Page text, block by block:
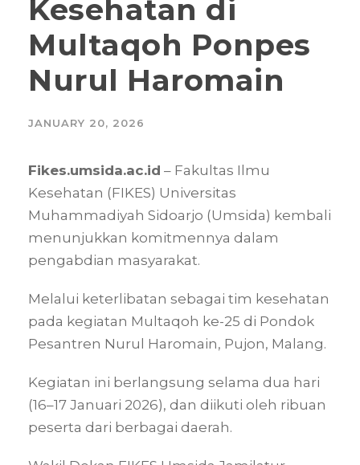
Kesehatan di
Multaqoh Ponpes
Nurul Haromain
JANUARY 20, 2026
Fikes.umsida.ac.id – Fakultas Ilmu
Kesehatan (FIKES) Universitas
Muhammadiyah Sidoarjo (Umsida) kembali
menunjukkan komitmennya dalam
pengabdian masyarakat.
Melalui keterlibatan sebagai tim kesehatan
pada kegiatan Multaqoh ke-25 di Pondok
Pesantren Nurul Haromain, Pujon, Malang.
Kegiatan ini berlangsung selama dua hari
(16–17 Januari 2026), dan diikuti oleh ribuan
peserta dari berbagai daerah.